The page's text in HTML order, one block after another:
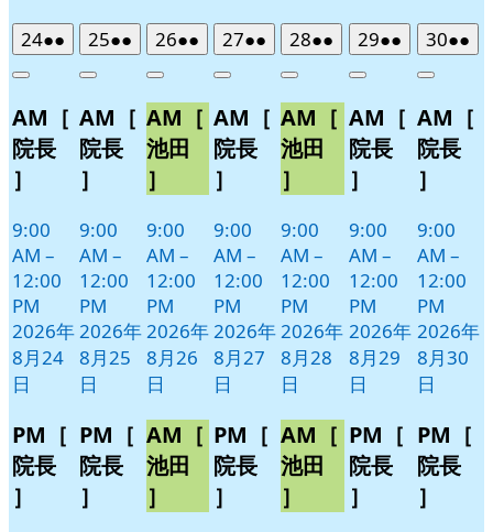
242026
年
月
24
日
●●
件
イ
ベ
ト)
Close
AM［
院長
］
9:00
AM –
12:00
PM
2026年
8月24
日
PM［
院長
］
252026
年
月
25
日
●●
件
イ
ベ
ト)
Close
AM［
院長
］
9:00
AM –
12:00
PM
2026年
8月25
日
PM［
院長
］
262026
年
月
26
日
●●
件
イ
ベ
ト)
Close
AM［
池田
］
9:00
AM –
12:00
PM
2026年
8月26
日
AM［
池田
］
272026
年
月
27
日
●●
件
イ
ベ
ト)
Close
AM［
院長
］
9:00
AM –
12:00
PM
2026年
8月27
日
PM［
院長
］
282026
年
月
28
日
●●
件
イ
ベ
ト)
Close
AM［
池田
］
9:00
AM –
12:00
PM
2026年
8月28
日
AM［
池田
］
292026
年
月
29
日
●●
件
イ
ベ
ト)
Close
AM［
院長
］
9:00
AM –
12:00
PM
2026年
8月29
日
PM［
院長
］
302026
年
月
30
日
●●
件
イ
Close
AM［
院長
］
9:00
AM –
12:00
PM
2026年
8月30
日
PM［
院長
］